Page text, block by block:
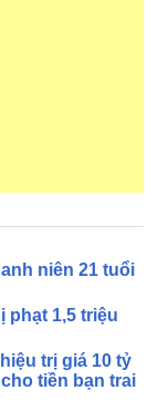
niên 21 tuổi
phạt 1,5 triệu
trị giá 10 tỷ
tiền bạn trai